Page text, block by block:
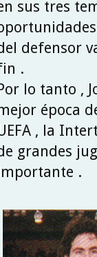
sus tres
defensor
.
lo tanto ,
época
, la
grandes
.